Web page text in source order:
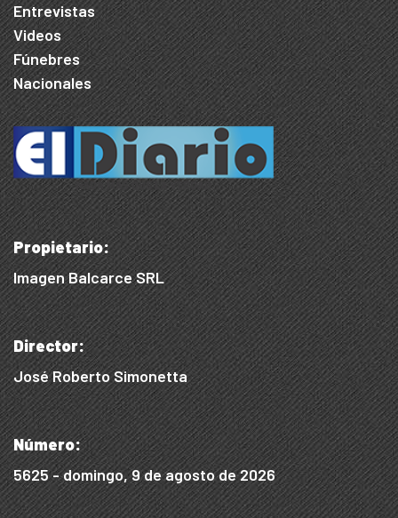
Entrevistas
Videos
Fúnebres
Nacionales
Propietario:
Imagen Balcarce SRL
Director:
José Roberto Simonetta
Número:
5625 - domingo, 9 de agosto de 2026